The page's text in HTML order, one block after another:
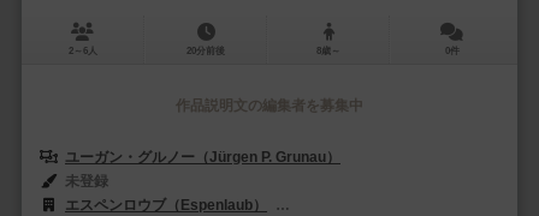
2～6人 20分前後 8歳～ 0件
作品説明文の編集者を募集中
ユーガン・グルノー（Jürgen P. Grunau）
未登録
エスペンロウブ（Espenlaub）